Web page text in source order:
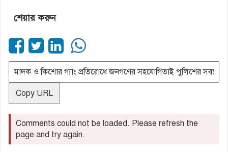
শেয়ার করুন
Copy URL
Comments could not be loaded. Please refresh the
page and try again.